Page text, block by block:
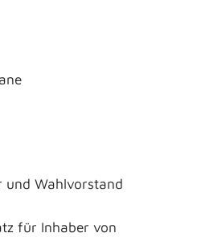
und Wahlvorstand
für Inhaber von